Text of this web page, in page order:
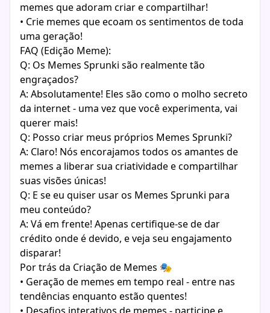
memes que adoram criar e compartilhar!
• Crie memes que ecoam os sentimentos de toda
uma geração!
FAQ (Edição Meme):
Q: Os Memes Sprunki são realmente tão
engraçados?
A: Absolutamente! Eles são como o molho secreto
da internet - uma vez que você experimenta, vai
querer mais!
Q: Posso criar meus próprios Memes Sprunki?
A: Claro! Nós encorajamos todos os amantes de
memes a liberar sua criatividade e compartilhar
suas visões únicas!
Q: E se eu quiser usar os Memes Sprunki para
meu conteúdo?
A: Vá em frente! Apenas certifique-se de dar
crédito onde é devido, e veja seu engajamento
disparar!
Por trás da Criação de Memes 🎭
• Geração de memes em tempo real - entre nas
tendências enquanto estão quentes!